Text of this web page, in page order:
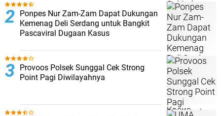
Ponpes Nur Zam-Zam Dapat Dukungan
Kemenag Deli Serdang untuk Bangkit
Pascaviral Dugaan Kasus
Provoos Polsek Sunggal Cek Strong
Point Pagi Diwilayahnya